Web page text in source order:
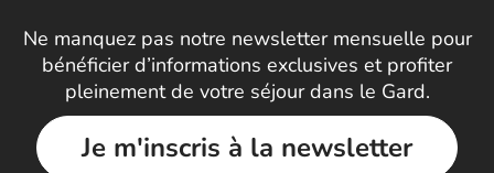
Ne manquez pas notre newsletter mensuelle pour
bénéficier d’informations exclusives et profiter
pleinement de votre séjour dans le Gard.
Je m'inscris à la newsletter